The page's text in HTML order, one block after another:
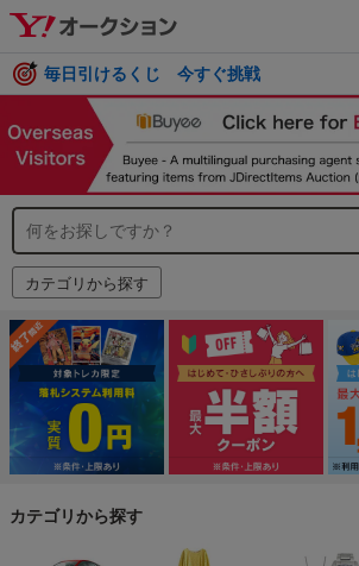
毎日引けるくじ 今すぐ挑戦
カテゴリから探す
カテゴリから探す